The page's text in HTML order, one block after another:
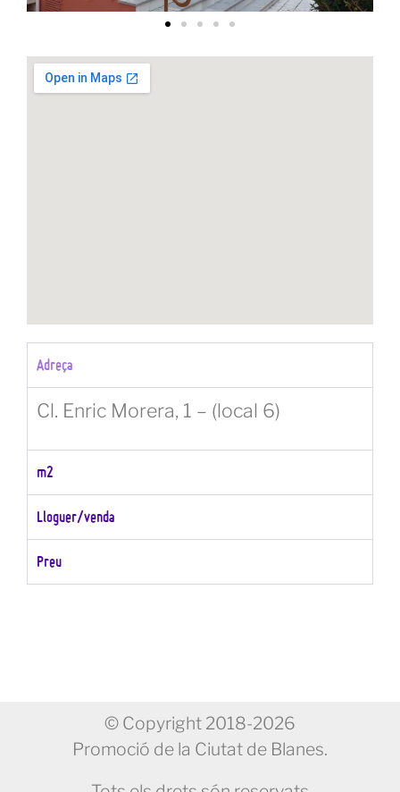
Adreça
Cl. Enric Morera, 1 – (local 6)
m2
Lloguer/venda
Preu
© Copyright 2018-2026
Promoció de la Ciutat de Blanes.